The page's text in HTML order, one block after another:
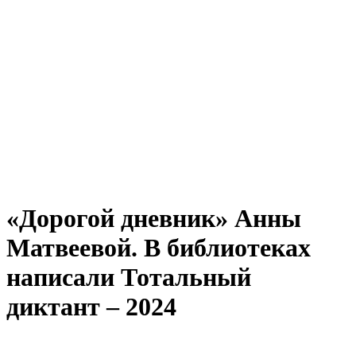
«Дорогой дневник» Анны
Матвеевой. В библиотеках
написали Тотальный
диктант – 2024